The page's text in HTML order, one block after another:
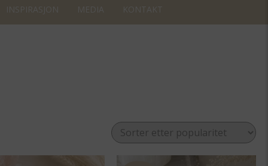
INSPIRASJON MEDIA KONTAKT